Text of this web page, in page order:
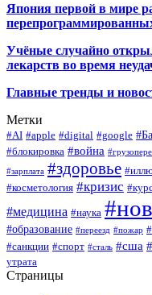
Япония первой в мире
Учёные случайно
лекарств во время
Главные тренды и
Метки
#AI #apple #digital #google
#блокировка #война
#зарплата #здоровье
#косметология #кризис
#медицина #наука
#образование #переезд #пожар
#санкции #спорт #сталь #сша
утрата
Страницы